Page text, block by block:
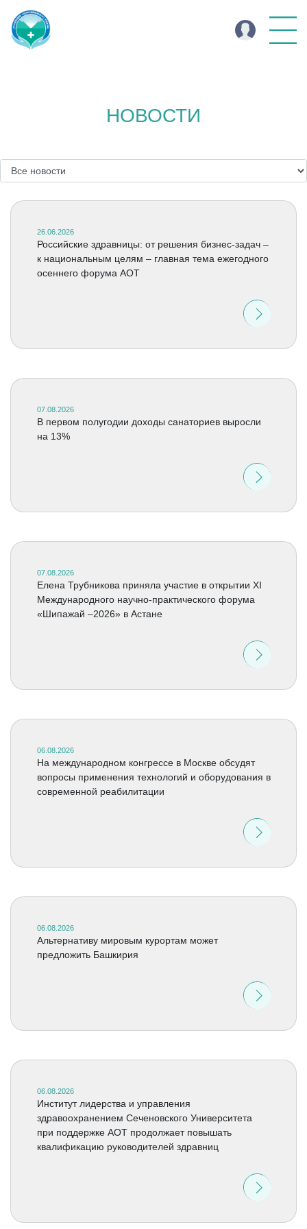
НОВОСТИ
26.06.2026
Российские здравницы: от решения бизнес-задач –
к национальным целям – главная тема ежегодного
осеннего форума АОТ
07.08.2026
В первом полугодии доходы санаториев выросли
на 13%
07.08.2026
Елена Трубникова приняла участие в открытии XI
Международного научно-практического форума
«Шипажай –2026» в Астане
06.08.2026
На международном конгрессе в Москве обсудят
вопросы применения технологий и оборудования в
современной реабилитации
06.08.2026
Альтернативу мировым курортам может
предложить Башкирия
06.08.2026
Институт лидерства и управления
здравоохранением Сеченовского Университета
при поддержке АОТ продолжает повышать
квалификацию руководителей здравниц